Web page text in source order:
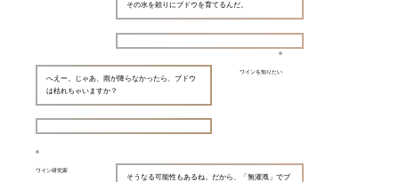
その水を頼りにブドウを育てるんだ。
ワインを知りたい
へえー。じゃあ、雨が降らなかったら、ブドウ
は枯れちゃいますか？
ワイン研究家
そうなる可能性もあるね。だから、「無灌漑」でブ